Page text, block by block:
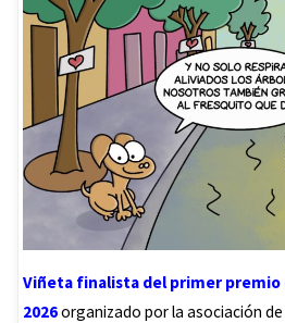
Viñeta finalista del primer premio
2026organizado por la asociación